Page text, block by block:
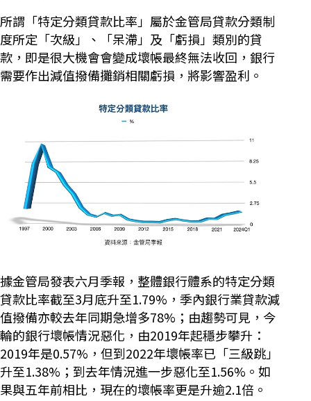
所謂「特定分類貸款比率」屬於金管局貸款分類制
度所定「次級」、「呆滯」及「虧損」類別的貸
款，即是很大機會會變成壞帳最終無法收回，銀行
需要作出減值撥備攤銷相關虧損，將影響盈利。
據金管局發表六月季報，整體銀行體系的特定分類
貸款比率截至3月底升至1.79%，季內銀行業貸款減
值撥備亦較去年同期急增多78%；由趨勢可見，今
輪的銀行壞帳情況惡化，由2019年起穩步攀升：
2019年是0.57%，但到2022年壞帳率已「三級跳」
升至1.38%；到去年情況進一步惡化至1.56%。如
果與五年前相比，現在的壞帳率更是升逾2.1倍。